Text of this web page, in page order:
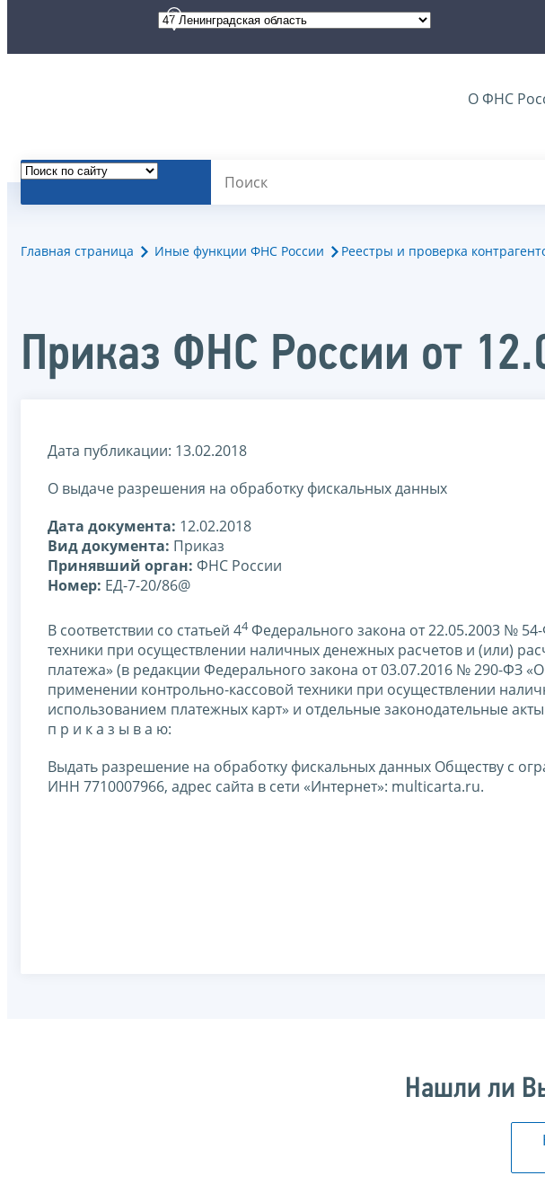
О ФНС
Главная страница Иные функции ФНС России Реестры и проверка
Приказ ФНС России от
Дата публикации: 13.02.2018
О выдаче разрешения на обработку фискальных данных
Дата документа: 12.02.2018
Вид документа: Приказ
Принявший орган: ФНС России
Номер: ЕД-7-20/86@
В соответствии со статьей 44Федерального закона от 22.05.2003 №
техники при осуществлении наличных денежных расчетов и (или)
платежа» (в редакции Федерального закона от 03.07.2016 № 290-ФЗ
применении контрольно-кассовой техники при осуществлении
использованием платежных карт» и отдельные законодательные
п р и к а з ы в а ю:
Выдать разрешение на обработку фискальных данных Обществу с
ИНН 7710007966, адрес сайта в сети «Интернет»: multicarta.ru.
Нашли ли